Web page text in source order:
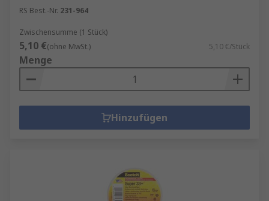
RS Best.-Nr. 231-964
Zwischensumme (1 Stück)
5,10 €(ohne MwSt.) 5,10 €/Stück
Menge
Hinzufügen